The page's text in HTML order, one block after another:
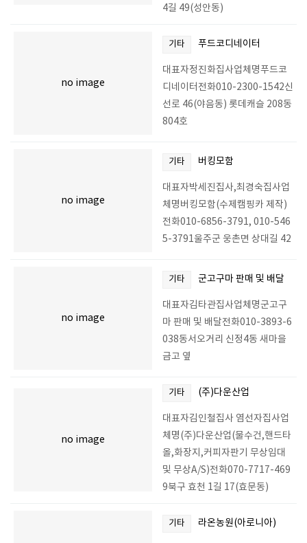
4길 49(성안동)
no image
기타 푸드코디네이터
대표자정진화집사업체명푸드코
디네이터전화010-2300-1542신
선로 46(야음동) 롯데캐슬 208동
804호
no image
기타 버킹모함
대표자박세진집사,최경숙집사업
체명버킹모함(수제캠핑카 제작)
전화010-6856-3791, 010-546
5-3791울주군 웅촌면 상대길 42
no image
기타 군고구마 판매 및 배달
대표자김타관집사업체명군고구
마 판매 및 배달전화010-3893-6
038동서오거리 신정4동 새마을
금고 옆
no image
기타 (주)다운산업
대표자김인철집사 염선자집사업
체명(주)다운산업(물수건,핸드타
올,화장지,커피자판기 무상임대
및 무상A/S)전화070-7717-469
9북구 효천 1길 17(효문동)
기타 라온농원(아로니아)